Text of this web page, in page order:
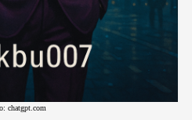
chatgpt.com